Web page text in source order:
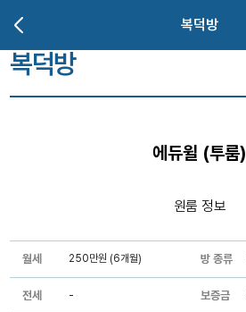
복덕방
복덕방
에듀윌 (투룸)
원룸 정보
월세 250만원 (6개월) 방 종류
전세 - 보증금